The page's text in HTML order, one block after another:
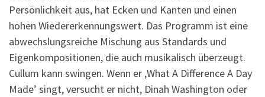
Persönlichkeit aus, hat Ecken und Kanten und einen
hohen Wiedererkennungswert. Das Programm ist eine
abwechslungsreiche Mischung aus Standards und
Eigenkompositionen, die auch musikalisch überzeugt.
Cullum kann swingen. Wenn er ‚What A Difference A Day
Made’ singt, versucht er nicht, Dinah Washington oder